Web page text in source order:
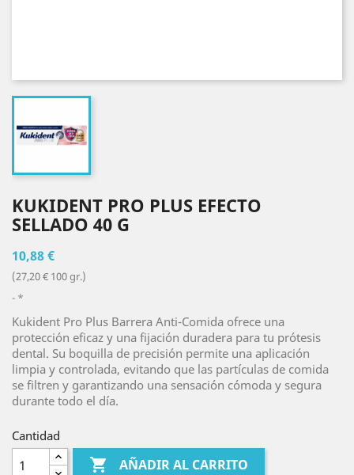
KUKIDENT PRO PLUS EFECTO
SELLADO 40 G
10,88 €
(27,20 € 100 gr.)
*
Kukident Pro Plus Barrera Anti-Comida ofrece una
protección eficaz y una fijación duradera para tu prótesis
dental. Su boquilla de precisión permite una aplicación
limpia y controlada, evitando que las partículas de comida
se filtren y garantizando una sensación cómoda y segura
durante todo el día.
Cantidad
 AÑADIR AL CARRITO